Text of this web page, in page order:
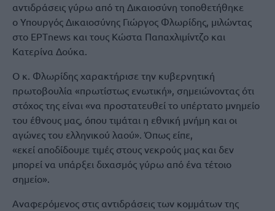
αντιδράσεις γύρω από τη Δικαιοσύνη τοποθετήθηκε
ο Υπουργός Δικαιοσύνης Γιώργος Φλωρίδης, μιλώντας
στο ΕΡΤnews και τους Κώστα Παπαχλιμίντζο και
Κατερίνα Δούκα.
Ο κ. Φλωρίδης χαρακτήρισε την κυβερνητική
πρωτοβουλία «πρωτίστως ενωτική», σημειώνοντας ότι
στόχος της είναι «να προστατευθεί το υπέρτατο μνημείο
του έθνους μας, όπου τιμάται η εθνική μνήμη και οι
αγώνες του ελληνικού λαού». Όπως είπε,
«εκεί αποδίδουμε τιμές στους νεκρούς μας και δεν
μπορεί να υπάρξει διχασμός γύρω από ένα τέτοιο
σημείο».
Αναφερόμενος στις αντιδράσεις των κομμάτων της